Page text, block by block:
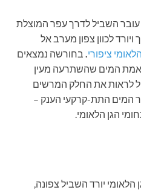
השביל לדרך עפר המוצלת
לכוון צפון מערב אל
ציפורי בחורשה נמצאים
אמת המים שהשתרעה מעין
לראות את החלק המרשים
המים התת-קרקעי הענק –
הגן הלאומי.
יורד השביל צפונה,